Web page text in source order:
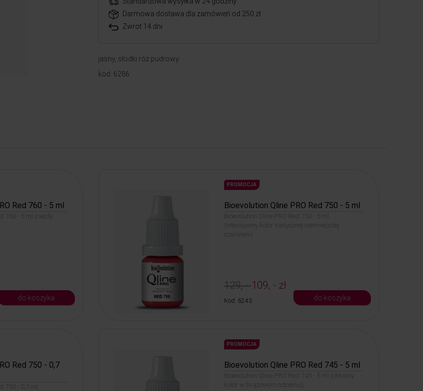
Darmowa dostawa dla zamówień od 250 zł
Zwrot 14 dni
jasny, słodki róż pudrowy
kod: 6286
Red 760 - 5 ml
760 - 5 ml (ciepły,
do koszyka
PROMOCJA
Bioevolution Qline PRO Red 750 - 5 ml
Bioevolution Qline PRO Red 750 - 5 ml
(intensywny kolor nasyconej ciemniejszej
czerwieni)
129, -109, - zł
Kod: 6243 do koszyka
Red 750 - 0,7
750 - 0,7 ml
PROMOCJA
Bioevolution Qline PRO Red 745 - 5 ml
Bioevolution Qline PRO Red 745 - 5 ml (chłodny
kolor w brązowym odcieniu)